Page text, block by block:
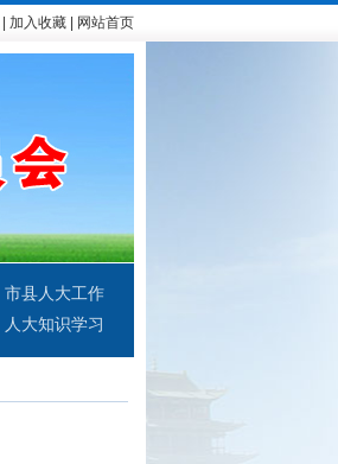
加入收藏 网站首页
市县人大工作
人大知识学习